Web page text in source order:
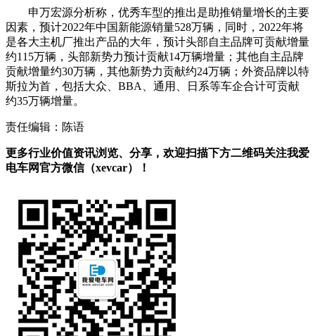
申万宏源分析称，优秀车型的推出是助推销量增长的主要
因素，预计2022年中国新能源销量528万辆，同时，2022年将
是各大主机厂推出产品的大年，预计头部自主品牌可贡献增量
约115万辆，头部新势力预计贡献14万辆增量；其他自主品牌
贡献增量约30万辆，其他新势力贡献约24万辆；外资品牌以特
斯拉为首，包括大众、BBA、通用、日系等车企合计可贡献
约35万辆增量。
责任编辑：陈语
更多行业价值资讯浏览、分享，欢迎扫描下方二维码关注我爱
电车网官方微信（xevcar）！